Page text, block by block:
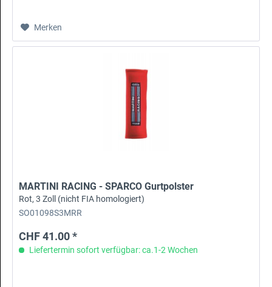
Merken
MARTINI RACING - SPARCO Gurtpolster
Rot, 3 Zoll (nicht FIA homologiert)
SO01098S3MRR
CHF 41.00 *
Liefertermin sofort verfügbar: ca.1-2 Wochen